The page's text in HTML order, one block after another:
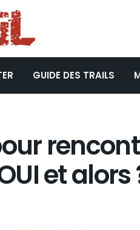
GUIDE DES TRAILS
et alors